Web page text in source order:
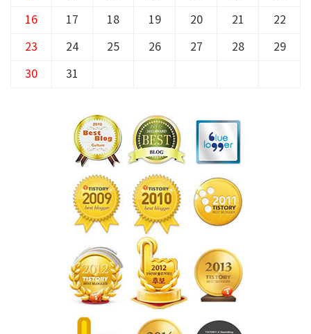
16 17 18 19 20 21 22
23 24 25 26 27 28 29
30 31